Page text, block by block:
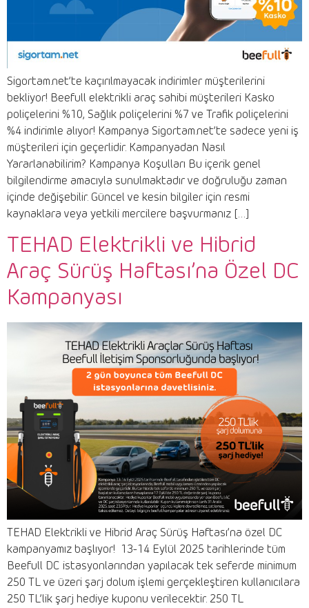
Sigortam.net’te kaçırılmayacak indirimler müşterilerini
bekliyor! Beefull elektrikli araç sahibi müşterileri Kasko
poliçelerini %10, Sağlık poliçelerini %7 ve Trafik poliçelerini
%4 indirimle alıyor! Kampanya Sigortam.net’te sadece yeni iş
müşterileri için geçerlidir. Kampanyadan Nasıl
Yararlanabilirim? Kampanya Koşulları Bu içerik genel
bilgilendirme amacıyla sunulmaktadır ve doğruluğu zaman
içinde değişebilir. Güncel ve kesin bilgiler için resmi
kaynaklara veya yetkili mercilere başvurmanız […]
TEHAD Elektrikli ve Hibrid
Araç Sürüş Haftası’na Özel DC
Kampanyası
TEHAD Elektrikli ve Hibrid Araç Sürüş Haftası’na özel DC
kampanyamız başlıyor! ​ 13-14 Eylül 2025 tarihlerinde tüm
Beefull DC istasyonlarından yapılacak tek seferde minimum
250 TL ve üzeri şarj dolum işlemi gerçekleştiren kullanıcılara
250 TL’lik şarj hediye kuponu verilecektir. 250 TL